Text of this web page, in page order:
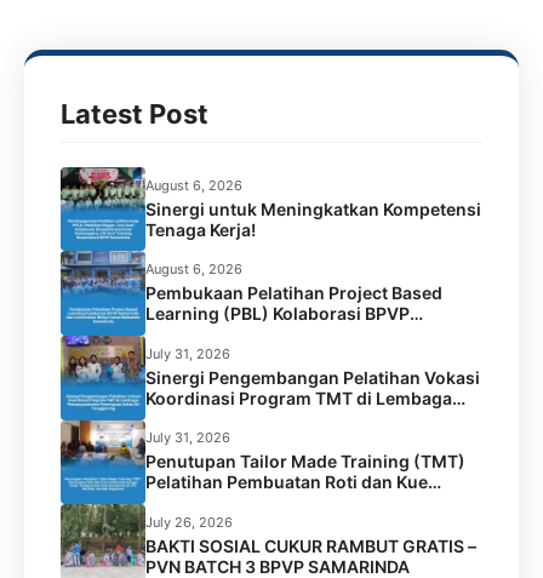
o
p
Latest Post
August 6, 2026
Sinergi untuk Meningkatkan Kompetensi
Tenaga Kerja!
August 6, 2026
Pembukaan Pelatihan Project Based
Learning (PBL) Kolaborasi BPVP
Samarinda dan Universitas Widya Gama
Mahakam Samarinda
July 31, 2026
Sinergi Pengembangan Pelatihan Vokasi
Koordinasi Program TMT di Lembaga
Permasyarakatan Perempuan Kelas IIA
Tenggarong
July 31, 2026
Penutupan Tailor Made Training (TMT)
Pelatihan Pembuatan Roti dan Kue
Kolaborasi BPVP Samarinda dengan
Disnaker Kota Samarinda di LPK Mustika
Jamilah Sejahtera
July 26, 2026
BAKTI SOSIAL CUKUR RAMBUT GRATIS –
PVN BATCH 3 BPVP SAMARINDA